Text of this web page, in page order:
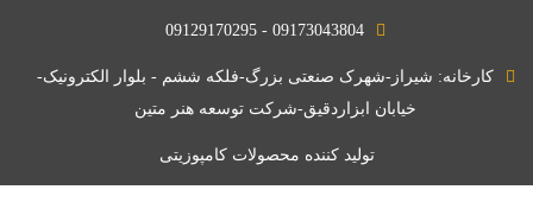
09173043804 - 09129170295
کارخانه: شیراز-شهرک صنعتی بزرگ-فلکه ششم - بلوار الکترونیک-
خیابان ابزاردقیق-شرکت توسعه هنر متین
تولید کننده محصولات کامپوزیتی